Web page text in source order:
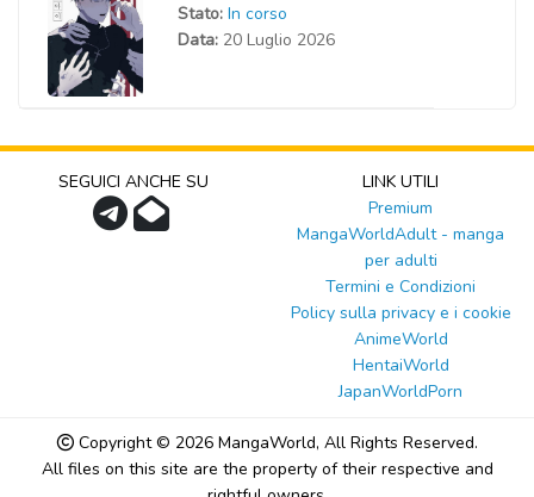
Stato: In corso
Data: 20 Luglio 2026
SEGUICI ANCHE SU
LINK UTILI
Premium
MangaWorldAdult - manga
per adulti
Termini e Condizioni
Policy sulla privacy e i cookie
AnimeWorld
HentaiWorld
JapanWorldPorn
Copyright © 2026 MangaWorld, All Rights Reserved.
All files on this site are the property of their respective and